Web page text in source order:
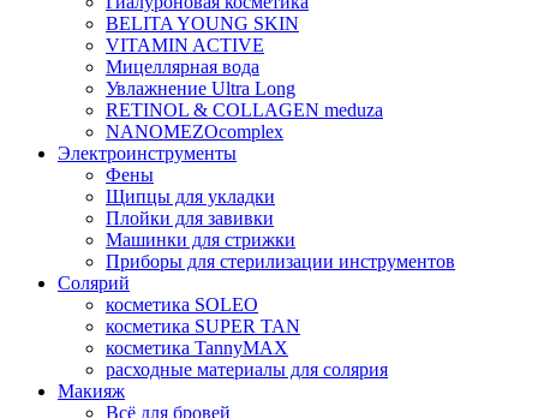
BELITA YOUNG SKIN
VITAMIN ACTIVE
Мицеллярная вода
Увлажнение Ultra Long
RETINOL & COLLAGEN meduza
NANOMEZOcomplex
Электроинструменты
Фены
Щипцы для укладки
Плойки для завивки
Машинки для стрижки
Приборы для стерилизации инструментов
Солярий
косметика SOLEO
косметика SUPER TAN
косметика TannyMAX
расходные материалы для солярия
Макияж
Всё для бровей